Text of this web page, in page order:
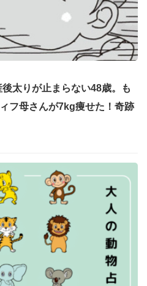
太りが止まらない48歳。も
フ母さんが7kg痩せた！奇跡